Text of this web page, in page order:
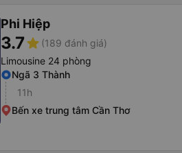
Phi Hiệp
3.7star (189 đánh giá)
Limousine 24 phòng
Ngã 3 Thành
11h
Bến xe trung tâm Cần Thơ